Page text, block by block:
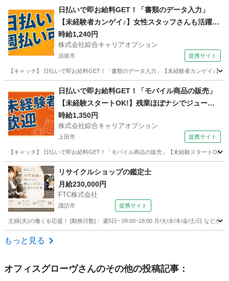
その他
日払いで即お給料GET！「書類のデータ入力」
【未経験者カンゲイ♪】女性スタッフさんも活躍中
♪程よい残業でお小遣い稼ぎ♪高時給1240円！
時給1,240円
株式会社綜合キャリアオプション
須坂市 提携サイト
【キャッチ】 日払いで即お給料GET！「書類のデータ入力」【未経験者カンゲイ♪
その他
日払いで即お給料GET！「モバイル商品の販売」
【未経験スタートOK!】残業ほぼナシでジュージ
ツ☆少人数で馴染みやすい♪高時給1350円！
時給1,350円
株式会社綜合キャリアオプション
上田市 提携サイト
【キャッチ】 日払いで即お給料GET！「モバイル商品の販売」【未経験スタート
長野 上田市 その他
リサイクルショップの鑑定士
月給230,000円
FTC株式会社
諏訪市 提携サイト
主婦(夫)の働くを応援！ [勤務日数]： 週5日~ 09:00~18:00 月/火/水/木/金/土/日 などか
長野 諏訪市
もっと見る
オフィスグローヴさんのその他の投稿記事：